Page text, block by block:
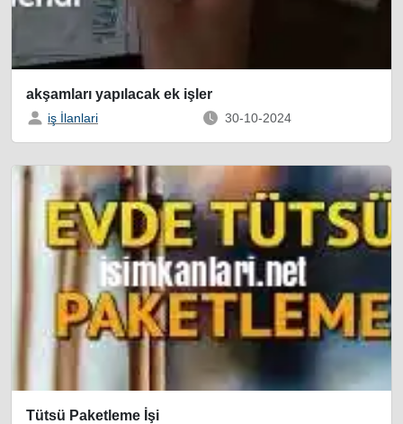
akşamları yapılacak ek işler
iş İlanlari 30-10-2024
Tütsü Paketleme İşi